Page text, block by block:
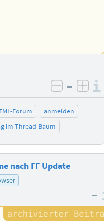
negativ
–
Forum
anmelden
im Thread-Baum
nach FF Update
–